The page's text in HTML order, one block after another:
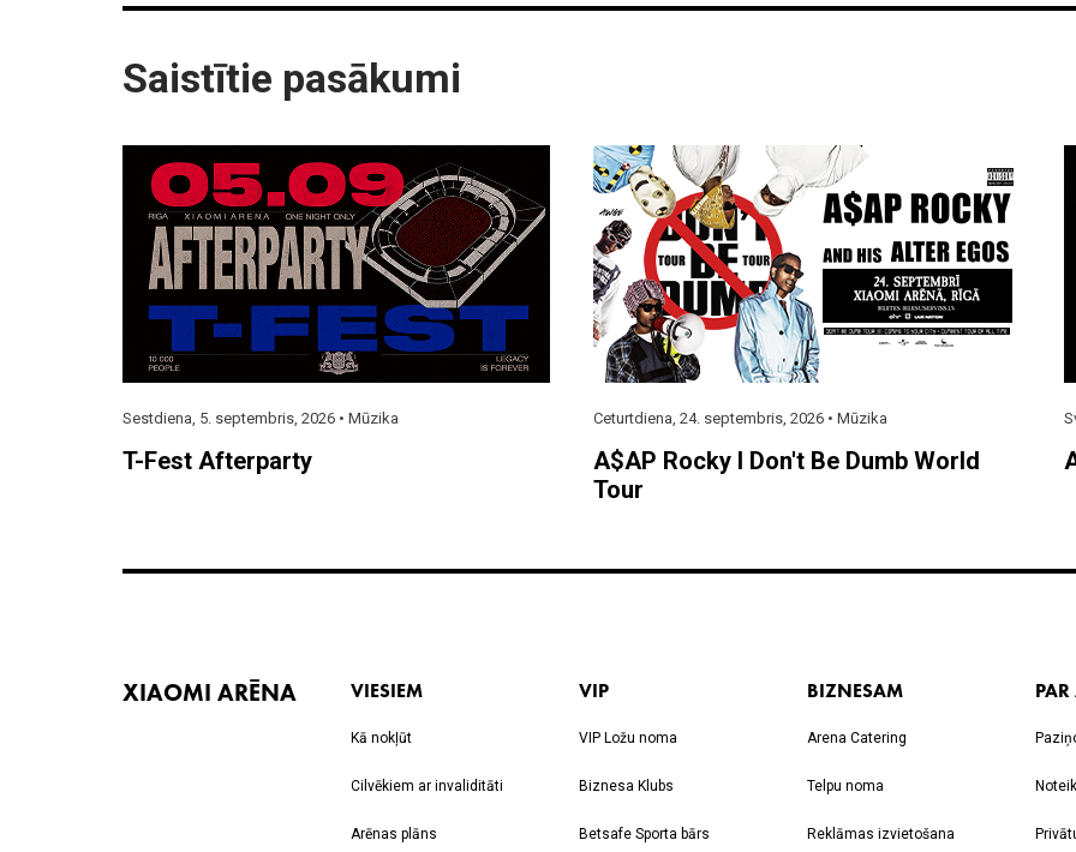
Saistītie pasākumi
Sestdiena, 5. septembris, 2026 • Mūzika
T-Fest Afterparty
Ceturtdiena, 24. septembris, 2026 • Mūzika
A$AP Rocky I Don't Be Dumb World
Tour
XIAOMI ARĒNA VIESIEM
Kā nokļūt
Cilvēkiem ar invaliditāti
Arēnas plāns
VIP
VIP Ložu noma
Biznesa Klubs
Betsafe Sporta bārs
BIZNESAM
Arena Catering
Telpu noma
Reklāmas izvietošana